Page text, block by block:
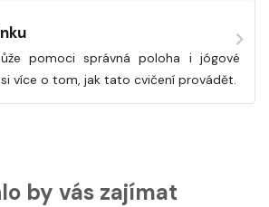
pomoci správná poloha i jógové
více o tom, jak tato cvičení provádět.
by vás zajímat